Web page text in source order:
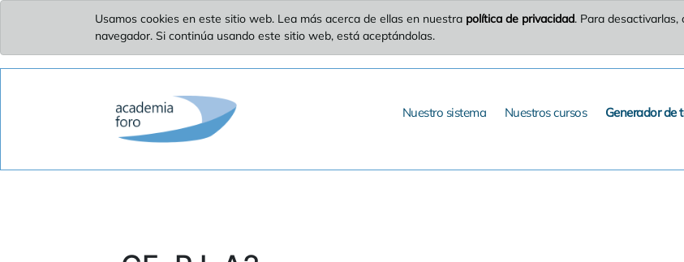
Usamos cookies en este sitio web. Lea más acerca de ellas en nuestra política de privacidad. Para
navegador. Si continúa usando este sitio web, está aceptándolas.
Nuestro sistema Nuestros cursos Generador de